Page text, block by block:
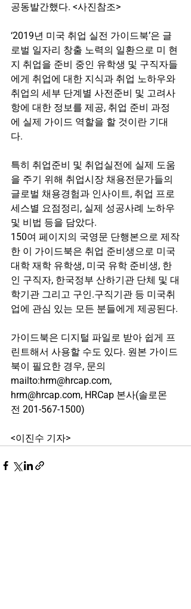
공동발간했다. <사진참조>
‘2019년 미국 취업 실전 가이드북’은 글
로벌 일자리 창출 노력의 일환으로 미 현
지 취업을 준비 중인 유학생 및 구직자들
에게 취업에 대한 지식과 취업 노하우와
취업의 세부 단계별 사전준비 및 고려사
항에 대한 정보를 제공, 취업 준비 과정
에 실제 가이드 역할을 할 것이란 기대
다.
특히 취업준비 및 취업실전에 실제 도움
을 주기 위해 취업시장 채용전문가들의
글로벌 채용경험과 인사이트, 취업 프로
세스별 요점정리, 실제 성공사례 노하우
및 비법 등을 담았다.
150여 페이지의 국영문 단행본으로 제작
한 이 가이드북은 취업 준비생으로 미국
대학 재학 유학생, 미국 유학 준비생, 한
인 구직자, 한국정부 산하기관 단체 및 대
학기관 그리고 구인.구직기관 등 미국취
업에 관심 있는 모든 분들에게 제공된다.
가이드북은 디지털 파일로 받아 쉽게 프
린트해서 사용할 수도 있다. 원본 가이드
북이 필요한 경우, 문의
mailto:hrm@hrcap.com,
hrm@hrcap.com, HRCap 본사(솔로몬
전 201-567-1500)
<이진수 기자>